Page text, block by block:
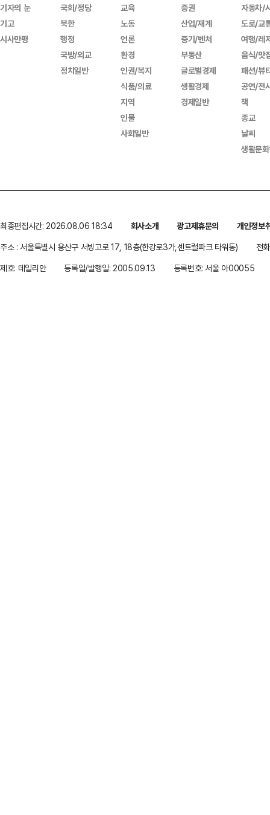
기자의 눈
기고
시사만평
국회/정당
북한
행정
국방/외교
정치일반
교육
노동
언론
환경
인권/복지
식품/의료
지역
인물
사회일반
증권
산업/재계
중기/벤처
부동산
글로벌경제
생활경제
경제일반
자동차/
도로/교
여행/레
음식/맛
패션/뷰
공연/전
책
종교
날씨
생활문
최종편집시간: 2026.08.06 18:34 회사소개 광고제휴문의
개인정보
주소 : 서울특별시 용산구 서빙고로 17, 18층(한강로3가,센트럴파크 타워동)
전
제호: 데일리안
등록일/발행일: 2005.09.13 등록번호: 서울 아00055